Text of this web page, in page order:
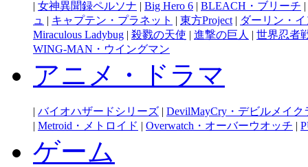
| 女神異聞録ペルソナ | Big Hero 6 | BLEACH・ブリーチ |
ュ | キャプテン・プラネット | 東方Project | ダーリン・
Miraculous Ladybug | 殺戮の天使 | 進撃の巨人 | 世界忍者
WING-MAN・ウイングマン
アニメ・ドラマ
| バイオハザードシリーズ | DevilMayCry・デビルメイク
| Metroid・メトロイド | Overwatch・オーバーウオッチ |
ゲーム